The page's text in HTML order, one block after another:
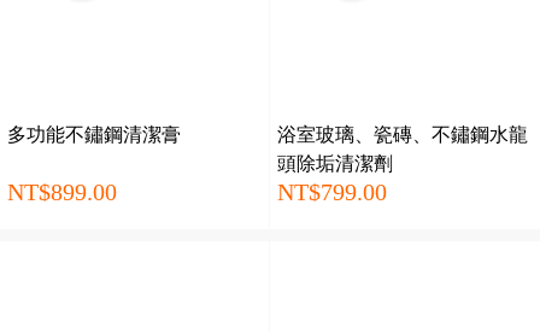
多功能不鏽鋼清潔膏
NT$899.00
浴室玻璃、瓷磚、不鏽鋼水龍
頭除垢清潔劑
NT$799.00